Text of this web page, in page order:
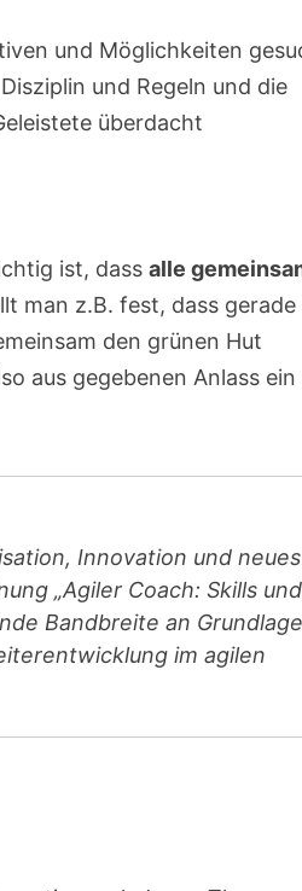
und Möglichkeiten
und Regeln und die
überdacht
ist, dassalle
man z.B. fest, dass gerade
den grünen Hut
aus gegebenen Anlass ein
Innovation und neues
„Agiler Coach: Skills und
Bandbreite an
im agilen